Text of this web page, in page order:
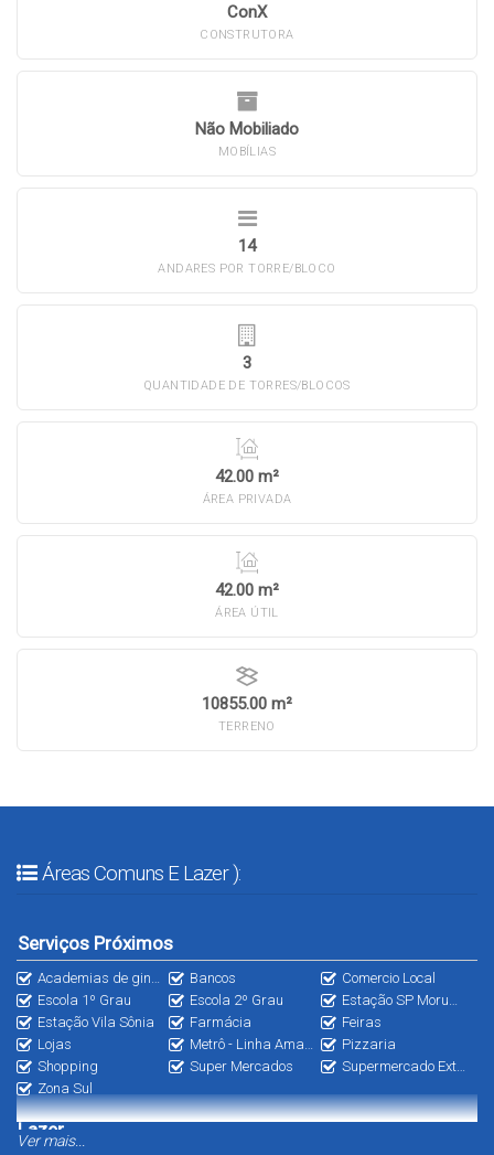
ConX
CONSTRUTORA
Não Mobiliado
MOBÍLIAS
14
ANDARES POR TORRE/BLOCO
3
QUANTIDADE DE TORRES/BLOCOS
42.00 m²
ÁREA PRIVADA
42.00 m²
ÁREA ÚTIL
10855.00 m²
TERRENO
Áreas Comuns E Lazer ):
Serviços Próximos
Academias de ginástica Bancos
Comercio Local
Escola 1º Grau
Escola 2º Grau
Estação SP Morumbi
Estação Vila Sônia
Farmácia
Feiras
Lojas
Metrô - Linha Amarela
Pizzaria
Shopping
Super Mercados
Supermercado Extra
Zona Sul
Lazer
Ver mais...